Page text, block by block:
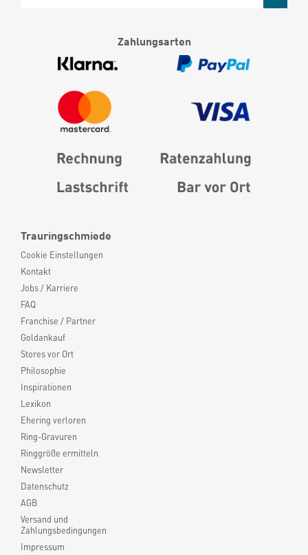
Trauringschmiede
Cookie Einstellungen
Kontakt
Jobs / Karriere
FAQ
Franchise / Partner
Goldankauf
Stores vor Ort
Philosophie
Inspirationen
Lexikon
Ehering verloren
Ring-Gravuren
Ringgröße ermitteln
Newsletter
Datenschutz
AGB
Versand und
Zahlungsbedingungen
Impressum
Zahlungsarten